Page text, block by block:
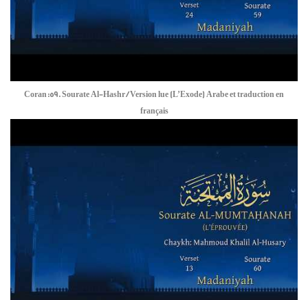
Coran:59. Sourate Al-Hashr / Version lue (L’Exode) Arabe et traduction en
français